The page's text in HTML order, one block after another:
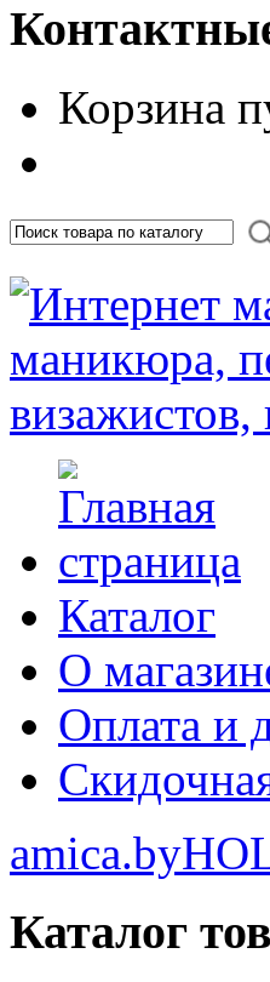
Корзина
Каталог
О
Оплата и
amica.by
Каталог